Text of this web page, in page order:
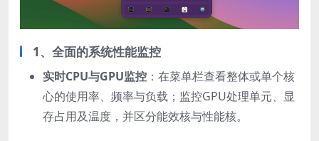
1、 全面的系统性能监控
实时CPU与GPU监控 ：在菜单栏查看整体或单个核
心的使用率、频率与负载；监控GPU处理单元、显
存占用及温度，并区分能效核与性能核。